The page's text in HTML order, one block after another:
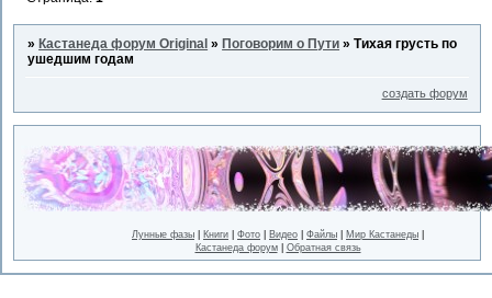
» Кастанеда форум Original » Поговорим о Пути »Тихая грусть по
ушедшим годам
создать форум
Лунные фазы Книги Фото Видео Файлы Мир Кастанеды
Кастанеда форум| Обратная связь